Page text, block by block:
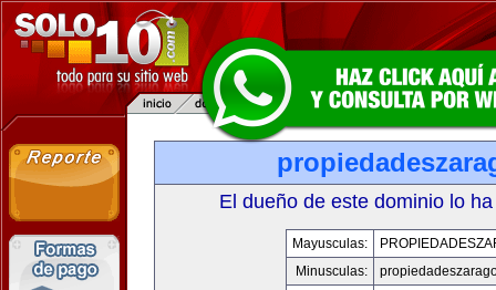
El dueño de este dominio lo
Mayusculas:
Minusculas: